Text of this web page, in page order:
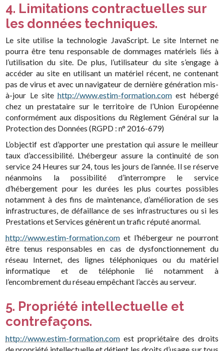
4. Limitations contractuelles sur
les données techniques.
Le site utilise la technologie JavaScript. Le site Internet ne
pourra être tenu responsable de dommages matériels liés à
l’utilisation du site. De plus, l’utilisateur du site s’engage à
accéder au site en utilisant un matériel récent, ne contenant
pas de virus et avec un navigateur de dernière génération mis-
à-jour Le sitehttp://www.estim-formation.com est hébergé
chez un prestataire sur le territoire de l’Union Européenne
conformément aux dispositions du Règlement Général sur la
Protection des Données (RGPD : n° 2016-679)
L’objectif est d’apporter une prestation qui assure le meilleur
taux d’accessibilité. L’hébergeur assure la continuité de son
service 24 Heures sur 24, tous les jours de l’année. Il se réserve
néanmoins la possibilité d’interrompre le service
d’hébergement pour les durées les plus courtes possibles
notamment à des fins de maintenance, d’amélioration de ses
infrastructures, de défaillance de ses infrastructures ou si les
Prestations et Services génèrent un trafic réputé anormal.
http://www.estim-formation.com et l’hébergeur ne pourront
être tenus responsables en cas de dysfonctionnement du
réseau Internet, des lignes téléphoniques ou du matériel
informatique et de téléphonie lié notamment à
l’encombrement du réseau empêchant l’accès au serveur.
5. Propriété intellectuelle et
contrefaçons.
http://www.estim-formation.com est propriétaire des droits